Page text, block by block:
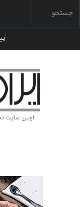
گزارش تصویری
اولین سایت